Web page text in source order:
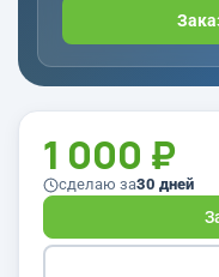
1 000 ₽
сделаю за30 дней